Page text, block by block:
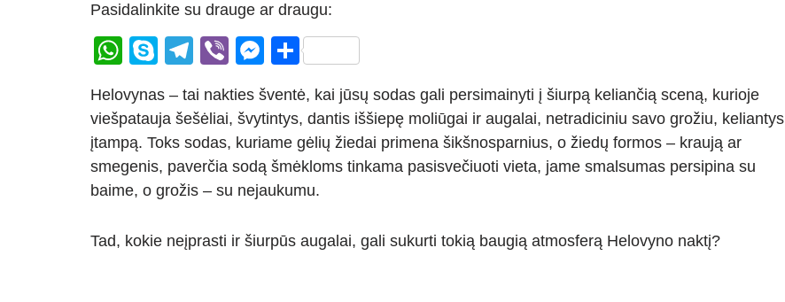
Pasidalinkite su drauge ar draugu:
W
at
s
A
p
S
p
e
T
e
gr
a
m
Vi
er
M
ss
e
n
g
S
ar
e
Helovynas – tai nakties šventė, kai jūsų sodas gali persimainyti į šiurpą keliančią sceną, kurioje
viešpatauja šešėliai, švytintys, dantis iššiepę moliūgai ir augalai, netradiciniu savo grožiu, keliantys
įtampą. Toks sodas, kuriame gėlių žiedai primena šikšnosparnius, o žiedų formos – kraują ar
smegenis, paverčia sodą šmėkloms tinkama pasisvečiuoti vieta, jame smalsumas persipina su
baime, o grožis – su nejaukumu.
Tad, kokie neįprasti ir šiurpūs augalai, gali sukurti tokią baugią atmosferą Helovyno naktį?